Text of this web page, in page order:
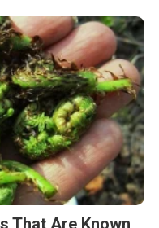
That Are Known